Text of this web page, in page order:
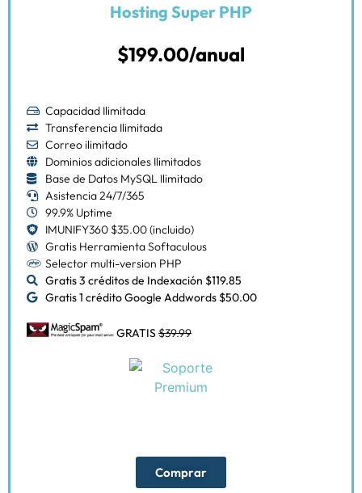
Hosting Super PHP
$199.00/anual
Capacidad Ilimitada
Transferencia Ilimitada
Correo ilimitado
Dominios adicionales Ilimitados
Base de Datos MySQL Ilimitado
Asistencia 24/7/365
99.9% Uptime
IMUNIFY360 $35.00 (incluido)
Gratis Herramienta Softaculous
Selector multi-version PHP
Gratis 3 créditos de Indexación $119.85
Gratis 1 crédito Google Addwords $50.00
GRATIS$39.99
Comprar